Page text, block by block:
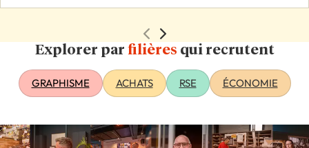
Explorer par filières qui recrutent
GRAPHISME ACHATS RSE ÉCONOMIE